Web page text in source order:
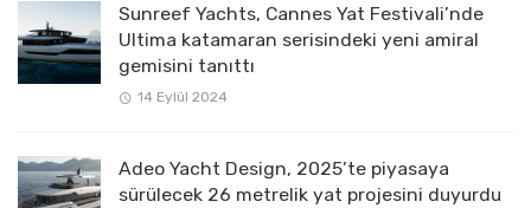
Sunreef Yachts, Cannes Yat Festivali’nde
Ultima katamaran serisindeki yeni amiral
gemisini tanıttı
14 Eylül 2024
Adeo Yacht Design, 2025’te piyasaya
sürülecek 26 metrelik yat projesini duyurdu